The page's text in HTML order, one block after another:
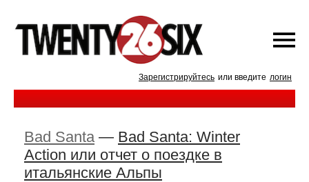
Зарегистрируйтесь или введите логин
Bad Santa— Bad Santa: Winter
Action или отчет о поездке в
итальянские Альпы